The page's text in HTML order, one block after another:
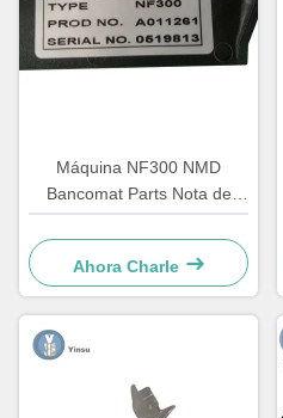
Máquina NF300 NMD
Bancomat Parts Nota de
alimentación A011261 Para
el quiosco máquina de juego
Ahora Charle